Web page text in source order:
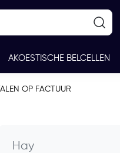
AKOESTISCHE BELCELLEN
OP FACTUUR
Hay